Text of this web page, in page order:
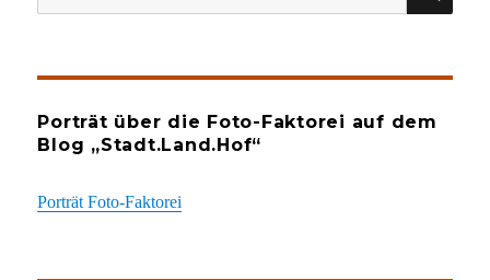
nach:
Porträt über die Foto-Faktorei auf dem
Blog „Stadt.Land.Hof“
Porträt Foto-Faktorei